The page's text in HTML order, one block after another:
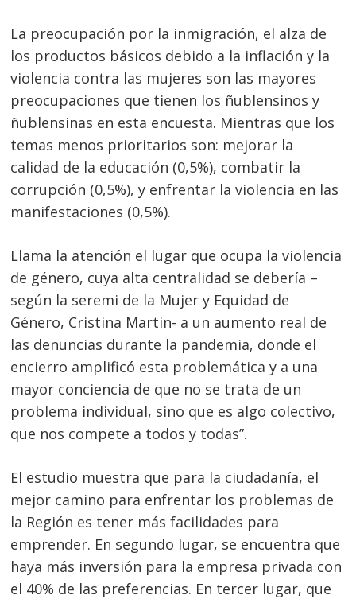
La preocupación por la inmigración, el alza de
los productos básicos debido a la inflación y la
violencia contra las mujeres son las mayores
preocupaciones que tienen los ñublensinos y
ñublensinas en esta encuesta. Mientras que los
temas menos prioritarios son: mejorar la
calidad de la educación (0,5%), combatir la
corrupción (0,5%), y enfrentar la violencia en las
manifestaciones (0,5%).
Llama la atención el lugar que ocupa la violencia
de género, cuya alta centralidad se debería –
según la seremi de la Mujer y Equidad de
Género, Cristina Martin- a un aumento real de
las denuncias durante la pandemia, donde el
encierro amplificó esta problemática y a una
mayor conciencia de que no se trata de un
problema individual, sino que es algo colectivo,
que nos compete a todos y todas”.
El estudio muestra que para la ciudadanía, el
mejor camino para enfrentar los problemas de
la Región es tener más facilidades para
emprender. En segundo lugar, se encuentra que
haya más inversión para la empresa privada con
el 40% de las preferencias. En tercer lugar, que